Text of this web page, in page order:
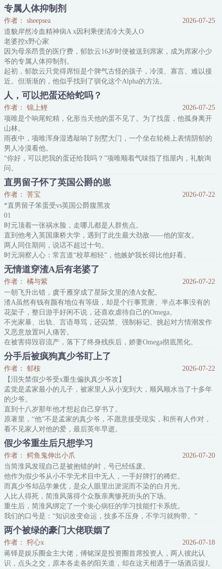
沈眠嗤之以鼻，感觉和这种人呼吸同一片空气都难受。
可偏偏生活费紧张，父亲的医药费又迫在眉睫。他走投无路，咬牙给
自己捏了个“软萌甜妹”的人设，决定在网上钓那些人傻钱多又贪爱美
色的富二代捞钱。
他精准地钓上了室友哥哥这条
专属人体抑制剂
作者： sheepsea
2026-07-25
道貌岸然冷血精神病A x因利乘便清冷大美人O
老婆控x野心家
因为母亲昂贵的医疗费，郁歆云16岁时便被送到席家，成为席家小少
爷的专属人体抑制剂。
起初，郁歆云只觉得席恒是个脾气古怪的孩子，冷漠、寡言、难以接
近。但渐渐的，他似乎找到了驯化这个Alpha的方法。
很快，对方越发黏他，改口唤他哥哥，教他弹琴滑雪，牵着他的手同
旁人介绍，夜晚同睡，什么事都要一起。
每每发病，Alpha总是会埋在他怀里，深深嗅闻周遭的信息素。而郁
歆云动作从生疏到熟练，温柔又耐心地轻拍他的后背：“小恒，哥哥
在呢。”
那语气
人，可以把蛋还给蛇吗？
作者： 锦上鲤
2026-07-25
项唯是个响尾蛇精，化形当天他的蛋不见了。为了找蛋，他孤身离开
山林。
雨夜中，项唯浑身湿透敲响了别墅大门，一个坐在轮椅上表情阴郁的
男人冷漠看他。
“你好，可以把我的蛋还给我吗？”项唯顺着气味指了指屋内，礼貌询
问。
——
A市上层圈子皆知，沈家家主沈霁月手段狠辣，阴鸷无情，却独独对
爬宠颇为喜爱。
一个暴雨天里，外人不敢踏足的沈家老宅，住进一位长相昳丽的青
年。
有人说他是金丝雀。
沈霁月一开始觉得这是个爱说谎的小骗子，指着他的蛇蛋说是自己
的，后来才发现不是小骗子，是小瞎子。
只认气味不认人脸的小
直男留子怀了英国公爵的崽
作者： 菩宝
2026-07-22
*直男留子笨蛋受vs英国公爵腹黑攻
01
时元顶着一张祸水脸，走哪儿都是人群焦点。
直到他考入英国康桥大学，遇到了此生最大劲敌——他的室友。
两人同住期间，说话不超过十句。
时元洞察人心：常言道“校草相轻”，他嫉妒我长得比他好看。
果然不出时元所料，他发现室友总盯着他。
这可真是非常容易演变成刑事案件！
除非他跟室友生一个孩子，融合两人优良基因，在长相上赶超室友，
才能转移室友注意力了。
可惜！他是男的，铁直！
直到几个月后。
时元惊恐地摸着微微隆起的小腹：“呕——”
怎么回事，他不
无情道穿渣A后有老婆了
作者： 橘与紫
2026-07-22
一朝飞升出错，虞千雁穿成了星际文里的渣A女配。
渣A虽然有钱有颜有地位有等级，却是个行事荒唐、半点本事没有的
花架子，整日游手好闲不说，还喜欢虐待自己的Omega。
不光家暴、出轨、言语辱骂，还囚禁、强制标记、挑起对方情潮发作
又恶意放置叫人痛苦。
在被害得毁容流产，落下了终身残疾后，娇妻Omega彻底黑化。
废了渣A的等级、掏了渣A的腺体、断了渣A的腿骨，一举揭露了渣A
的叛国证据，将人送去垃圾星流放。
回忆完剧情，虞千雁心有余悸，腺体腿骨都隐隐作痛。
目前剧情进行到渣A跟娇妻订婚的节点，为了改写
分手后被疯狗真少爷盯上了
作者： 郁桉
2026-07-22
【泪失禁假少爷受x重生偏执真少爷攻】
孟觉是孟家最小的儿子，被家里人从小宠到大，顺风顺水当了十多年
的少爷。
直到十八岁那年他才想起自己穿书了。
原著里，“他”不是孟家的真少爷，不愿意接受现实，和所有人作对，
看不见家人对他的爱，最后英年早逝。
而那个被原主，也就是现在的他，偷了十几年人生的真少爷叫陆知
叙。
孟觉：名字有点耳熟。
这时，铃声响起，手机屏幕一亮，陆知叙三个字明晃晃地倒映在眼眸
里。
啊，想起来了。
陆知叙是他新交的男朋友。
所以……现在提出分手还来得及吗？
*
陆知叙，学神级
假少爷重生后只想学习
作者： 鳄鱼鬼伸出小爪
2026-07-20
当简淮风发现自己是被抱错的时，号已经练废。
他作为假少爷从小不学无术目中无人，一手好牌打的稀烂。
而真少爷却品学兼优，是众人眼里出淤泥而不染的白月光。
人比人得死，简淮风落得个众叛亲离惨死街头的下场。
重生后，简淮风绑定了一个丧心病狂的学习技能打卡系统。
我们的口号是：“知识改变命运，技多不压身，不学习就狗带。”
按系统的意思，简淮风上辈子处处比不过真少爷，就是因为自身空无
一物，要学识没学识，要特长没特长。
重活一世，定要他且自新改性情，好好学习修身养性……
=
后来，真少爷他带着满身光
两个被绿的豪门大佬联姻了
作者： 狩心x
2026-07-18
蒋铎是娱乐圈金主大佬，傅铭深是投资圈首席投资人，两人彼此认
识，点头之交，原本各走各的阳关道，却在这天相遇于一场酒店捉J。